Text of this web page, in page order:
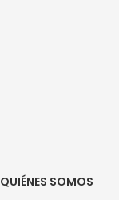
QUIÉNES SOMOS